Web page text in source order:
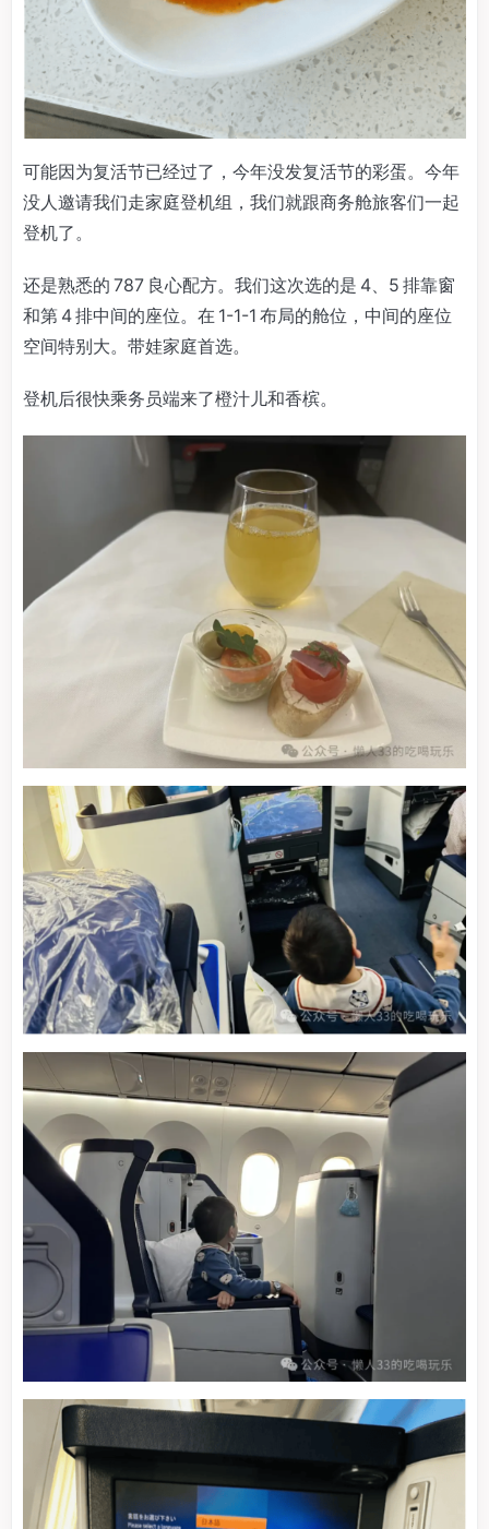
可能因为复活节已经过了，今年没发复活节的彩蛋。今年
没人邀请我们走家庭登机组，我们就跟商务舱旅客们一起
登机了。
还是熟悉的 787 良心配方。我们这次选的是 4、5 排靠窗
和第 4 排中间的座位。在 1-1-1 布局的舱位，中间的座位
空间特别大。带娃家庭首选。
登机后很快乘务员端来了橙汁儿和香槟。